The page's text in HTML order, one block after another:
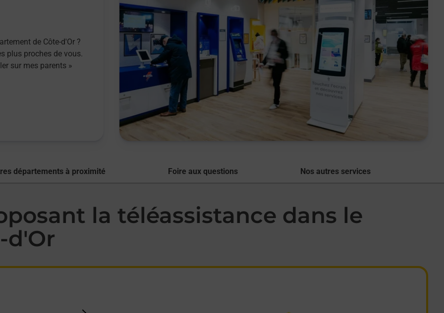
de Côte-d'Or ?
plus proches de vous.
sur mes parents »
départements à proximité Foire aux questions Nos autres services
la téléassistance dans le
d'Or